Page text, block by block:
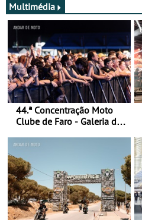
Multimédia
44.ª Concentração Moto
Clube de Faro - Galeria de